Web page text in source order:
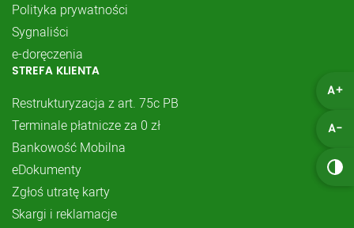
A+
A-
Polityka prywatności
Sygnaliści
e-doręczenia
STREFA KLIENTA
Restrukturyzacja z art. 75c PB
Terminale płatnicze za 0 zł
Bankowość Mobilna
eDokumenty
Zgłoś utratę karty
Skargi i reklamacje